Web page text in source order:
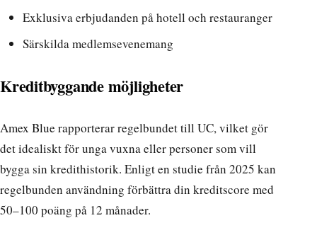
Exklusiva erbjudanden på hotell och restauranger
Särskilda medlemsevenemang
Kreditbyggande möjligheter
Amex Blue rapporterar regelbundet till UC, vilket gör
det idealiskt för unga vuxna eller personer som vill
bygga sin kredithistorik. Enligt en studie från 2025 kan
regelbunden användning förbättra din kreditscore med
50–100 poäng på 12 månader.